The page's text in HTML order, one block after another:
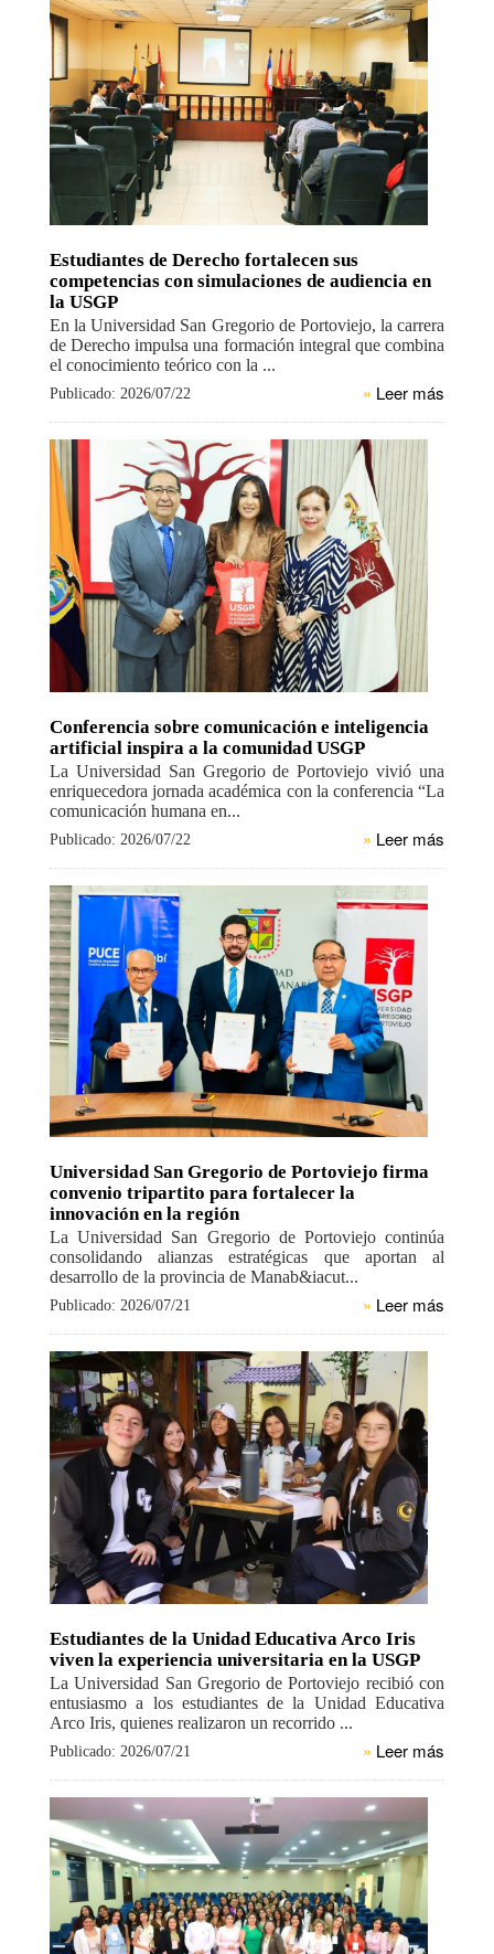
Estudiantes de Derecho fortalecen sus
competencias con simulaciones de audiencia en
la USGP
En la Universidad San Gregorio de Portoviejo, la carrera
de Derecho impulsa una formación integral que combina
el conocimiento teórico con la ...
Publicado: 2026/07/22 » Leer más
Conferencia sobre comunicación e inteligencia
artificial inspira a la comunidad USGP
La Universidad San Gregorio de Portoviejo vivió una
enriquecedora jornada académica con la conferencia “La
comunicación humana en...
Publicado: 2026/07/22 » Leer más
Universidad San Gregorio de Portoviejo firma
convenio tripartito para fortalecer la
innovación en la región
La Universidad San Gregorio de Portoviejo continúa
consolidando alianzas estratégicas que aportan al
desarrollo de la provincia de Manab&iacut...
Publicado: 2026/07/21 » Leer más
Estudiantes de la Unidad Educativa Arco Iris
viven la experiencia universitaria en la USGP
La Universidad San Gregorio de Portoviejo recibió con
entusiasmo a los estudiantes de la Unidad Educativa
Arco Iris, quienes realizaron un recorrido ...
Publicado: 2026/07/21 » Leer más